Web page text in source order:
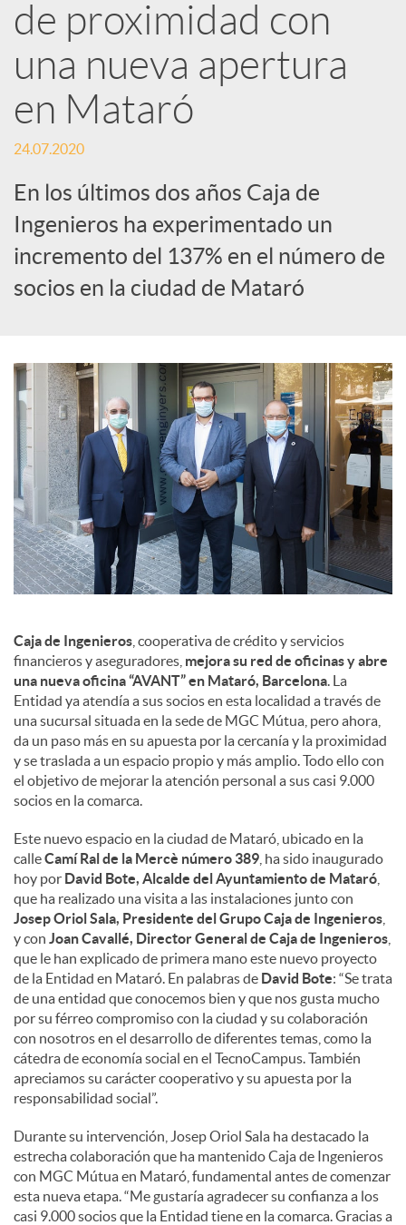
e
s
S
o
c
i
a
l
e
s
de proximidad con
una nueva apertura
en Mataró
24.07.2020
En los últimos dos años Caja de
Ingenieros ha experimentado un
incremento del 137% en el número de
socios en la ciudad de Mataró
Caja de Ingenieros , cooperativa de crédito y servicios
financieros y aseguradores, mejora su red de oficinas y abre
una nueva oficina “AVANT” en Mataró, Barcelona . La
Entidad ya atendía a sus socios en esta localidad a través de
una sucursal situada en la sede de MGC Mútua, pero ahora,
da un paso más en su apuesta por la cercanía y la proximidad
y se traslada a un espacio propio y más amplio. Todo ello con
el objetivo de mejorar la atención personal a sus casi 9.000
socios en la comarca.
Este nuevo espacio en la ciudad de Mataró, ubicado en la
calleCamí Ral de la Mercè número 389 , ha sido inaugurado
hoy por David Bote, Alcalde del Ayuntamiento de Mataró
que ha realizado una visita a las instalaciones junto con
Josep Oriol Sala, Presidente del Grupo Caja de Ingenieros
y con Joan Cavallé, Director General de Caja de Ingenieros
que le han explicado de primera mano este nuevo proyecto
de la Entidad en Mataró. En palabras de David Bote: “Se trata
de una entidad que conocemos bien y que nos gusta mucho
por su férreo compromiso con la ciudad y su colaboración
con nosotros en el desarrollo de diferentes temas, como la
cátedra de economía social en el TecnoCampus. También
apreciamos su carácter cooperativo y su apuesta por la
responsabilidad social”.
Durante su intervención, Josep Oriol Sala ha destacado la
estrecha colaboración que ha mantenido Caja de Ingenieros
con MGC Mútua en Mataró, fundamental antes de comenzar
esta nueva etapa. “Me gustaría agradecer su confianza a los
casi 9.000 socios que la Entidad tiene en la comarca. Gracias a